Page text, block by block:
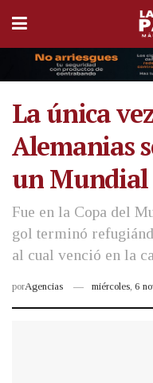
La única
Alemanias
un
Fue en la Copa del
gol terminó
al cual venció en la
porAgencias miércoles, 6